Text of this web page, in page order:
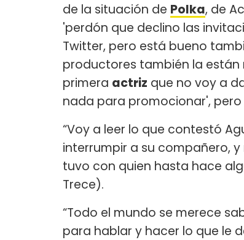
de la situación de Polka, de
'perdón que declino las
Twitter, pero está bueno
productores también la están
primera actriz que no voy a
nada para promocionar', pero
“Voy a leer lo que contestó
interrumpir a su compañero,
tuvo con quien hasta hace
Trece).
“Todo el mundo se merece
para hablar y hacer lo que le